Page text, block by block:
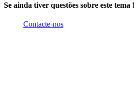
Se ainda tiver questões sobre este tema !
Contacte-nos